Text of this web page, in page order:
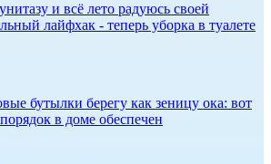
и всё лето радуюсь своей
лайфхак - теперь уборка в туалете
бутылки берегу как зеницу ока: вот
в доме обеспечен